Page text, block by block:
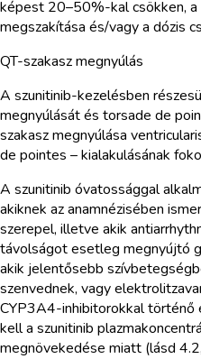
képest 20–50%-kal csökken, a
megszakítása és/vagy a dózis
QT-szakasz megnyúlás
A szunitinib-kezelésben
megnyúlását és torsade de
szakasz megnyúlása
de pointes – kialakulásának
A szunitinib óvatossággal
akiknek az anamnézisében
szerepel, illetve akik
távolságot esetleg megnyújtó
akik jelentősebb
szenvednek, vagy
CYP3A4-inhibitorokkal történő
kell a szunitinib
megnövekedése miatt (lásd